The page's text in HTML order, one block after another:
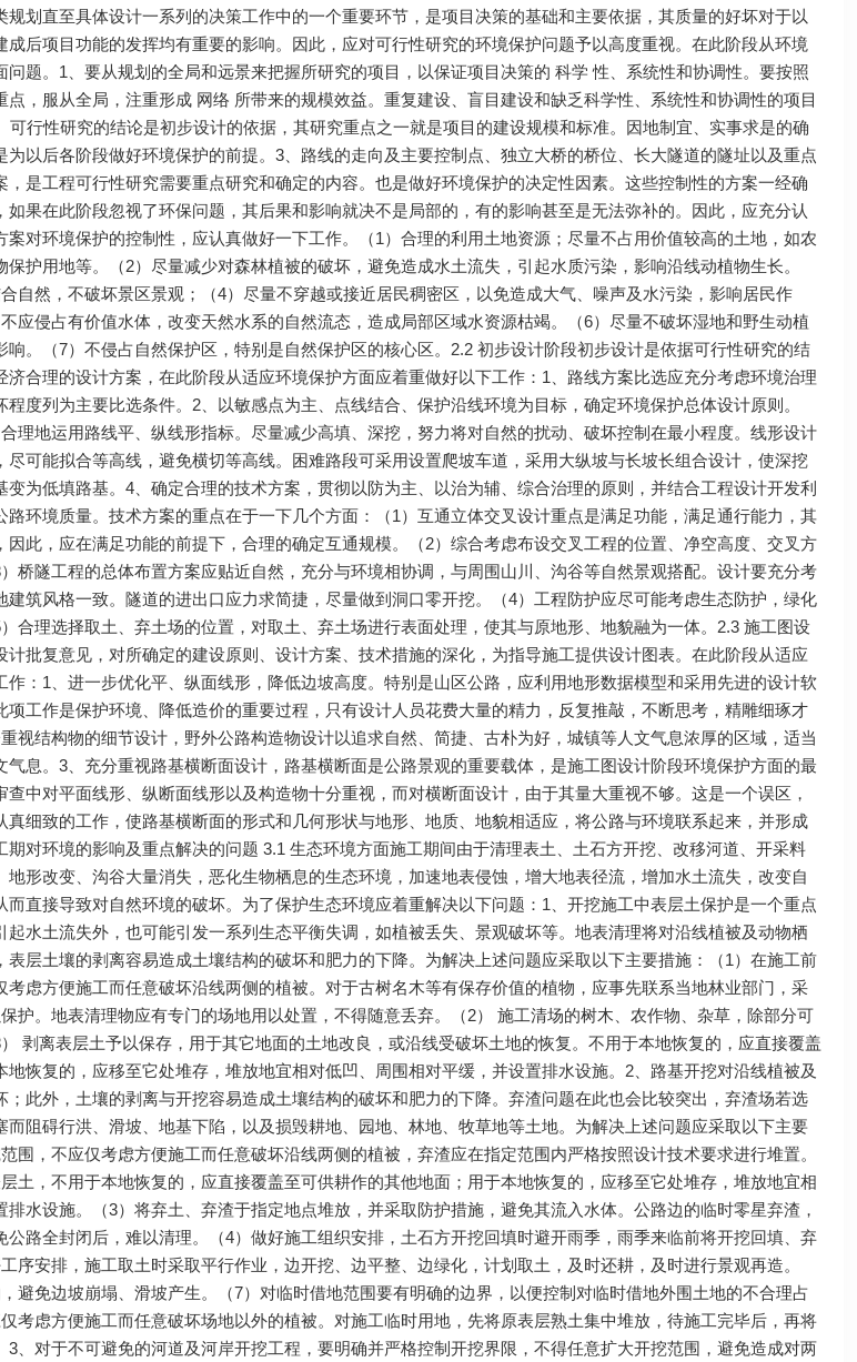
规划直至具体设计一系列的决策工作中的一个重要环节，是项目决策的基础和主要依据，其质量的好坏对于以
成后项目功能的发挥均有重要的影响。因此，应对可行性研究的环境保护问题予以高度重视。在此阶段从环境
题。1、要从规划的全局和远景来把握所研究的项目，以保证项目决策的 科学 性、系统性和协调性。要按照
点，服从全局，注重形成 网络 所带来的规模效益。重复建设、盲目建设和缺乏科学性、系统性和协调性的项目
可行性研究的结论是初步设计的依据，其研究重点之一就是项目的建设规模和标准。因地制宜、实事求是的确
为以后各阶段做好环境保护的前提。3、路线的走向及主要控制点、独立大桥的桥位、长大隧道的隧址以及重点
，是工程可行性研究需要重点研究和确定的内容。也是做好环境保护的决定性因素。这些控制性的方案一经确
如果在此阶段忽视了环保问题，其后果和影响就决不是局部的，有的影响甚至是无法弥补的。因此，应充分认
案对环境保护的控制性，应认真做好一下工作。（1）合理的利用土地资源；尽量不占用价值较高的土地，如农
护用地等。（2）尽量减少对森林植被的破坏，避免造成水土流失，引起水质污染，影响沿线动植物生长。
自然，不破坏景区景观；（4）尽量不穿越或接近居民稠密区，以免造成大气、噪声及水污染，影响居民作
应侵占有价值水体，改变天然水系的自然流态，造成局部区域水资源枯竭。（6）尽量不破坏湿地和野生动植
。（7）不侵占自然保护区，特别是自然保护区的核心区。2.2 初步设计阶段初步设计是依据可行性研究的结
济合理的设计方案，在此阶段从适应环境保护方面应着重做好以下工作：1、路线方案比选应充分考虑环境治理
度列为主要比选条件。2、以敏感点为主、点线结合、保护沿线环境为目标，确定环境保护总体设计原则。
理地运用路线平、纵线形指标。尽量减少高填、深挖，努力将对自然的扰动、破坏控制在最小程度。线形设计
尽可能拟合等高线，避免横切等高线。困难路段可采用设置爬坡车道，采用大纵坡与长坡长组合设计，使深挖
变为低填路基。4、确定合理的技术方案，贯彻以防为主、以治为辅、综合治理的原则，并结合工程设计开发利
路环境质量。技术方案的重点在于一下几个方面：（1）互通立体交叉设计重点是满足功能，满足通行能力，其
因此，应在满足功能的前提下，合理的确定互通规模。（2）综合考虑布设交叉工程的位置、净空高度、交叉方
桥隧工程的总体布置方案应贴近自然，充分与环境相协调，与周围山川、沟谷等自然景观搭配。设计要充分考
建筑风格一致。隧道的进出口应力求简捷，尽量做到洞口零开挖。（4）工程防护应尽可能考虑生态防护，绿化
合理选择取土、弃土场的位置，对取土、弃土场进行表面处理，使其与原地形、地貌融为一体。2.3 施工图设
计批复意见，对所确定的建设原则、设计方案、技术措施的深化，为指导施工提供设计图表。在此阶段从适应
作：1、进一步优化平、纵面线形，降低边坡高度。特别是山区公路，应利用地形数据模型和采用先进的设计软
项工作是保护环境、降低造价的重要过程，只有设计人员花费大量的精力，反复推敲，不断思考，精雕细琢才
视结构物的细节设计，野外公路构造物设计以追求自然、简捷、古朴为好，城镇等人文气息浓厚的区域，适当
气息。3、充分重视路基横断面设计，路基横断面是公路景观的重要载体，是施工图设计阶段环境保护方面的最
中对平面线形、纵断面线形以及构造物十分重视，而对横断面设计，由于其量大重视不够。这是一个误区，
真细致的工作，使路基横断面的形式和几何形状与地形、地质、地貌相适应，将公路与环境联系起来，并形成
对环境的影响及重点解决的问题 3.1 生态环境方面施工期间由于清理表土、土石方开挖、改移河道、开采料
形改变、沟谷大量消失，恶化生物栖息的生态环境，加速地表侵蚀，增大地表径流，增加水土流失，改变自
而直接导致对自然环境的破坏。为了保护生态环境应着重解决以下问题：1、开挖施工中表层土保护是一个重点
起水土流失外，也可能引发一系列生态平衡失调，如植被丢失、景观破坏等。地表清理将对沿线植被及动物栖
表层土壤的剥离容易造成土壤结构的破坏和肥力的下降。为解决上述问题应采取以下主要措施：（1）在施工前
考虑方便施工而任意破坏沿线两侧的植被。对于古树名木等有保存价值的植物，应事先联系当地林业部门，采
护。地表清理物应有专门的场地用以处置，不得随意丢弃。（2） 施工清场的树木、农作物、杂草，除部分可
剥离表层土予以保存，用于其它地面的土地改良，或沿线受破坏土地的恢复。不用于本地恢复的，应直接覆盖
恢复的，应移至它处堆存，堆放地宜相对低凹、周围相对平缓，并设置排水设施。2、路基开挖对沿线植被及
；此外，土壤的剥离与开挖容易造成土壤结构的破坏和肥力的下降。弃渣问题在此也会比较突出，弃渣场若选
而阻碍行洪、滑坡、地基下陷，以及损毁耕地、园地、林地、牧草地等土地。为解决上述问题应采取以下主要
围，不应仅考虑方便施工而任意破坏沿线两侧的植被，弃渣应在指定范围内严格按照设计技术要求进行堆置。
土，不用于本地恢复的，应直接覆盖至可供耕作的其他地面；用于本地恢复的，应移至它处堆存，堆放地宜相
水设施。（3）将弃土、弃渣于指定地点堆放，并采取防护措施，避免其流入水体。公路边的临时零星弃渣，
公路全封闭后，难以清理。（4）做好施工组织安排，土石方开挖回填时避开雨季，雨季来临前将开挖回填、弃
序安排，施工取土时采取平行作业，边开挖、边平整、边绿化，计划取土，及时还耕，及时进行景观再造。
避免边坡崩塌、滑坡产生。（7）对临时借地范围要有明确的边界，以便控制对临时借地外围土地的不合理占
考虑方便施工而任意破坏场地以外的植被。对施工临时用地，先将原表层熟土集中堆放，待施工完毕后，再将
3、对于不可避免的河道及河岸开挖工程，要明确并严格控制开挖界限，不得任意扩大开挖范围，避免造成对两